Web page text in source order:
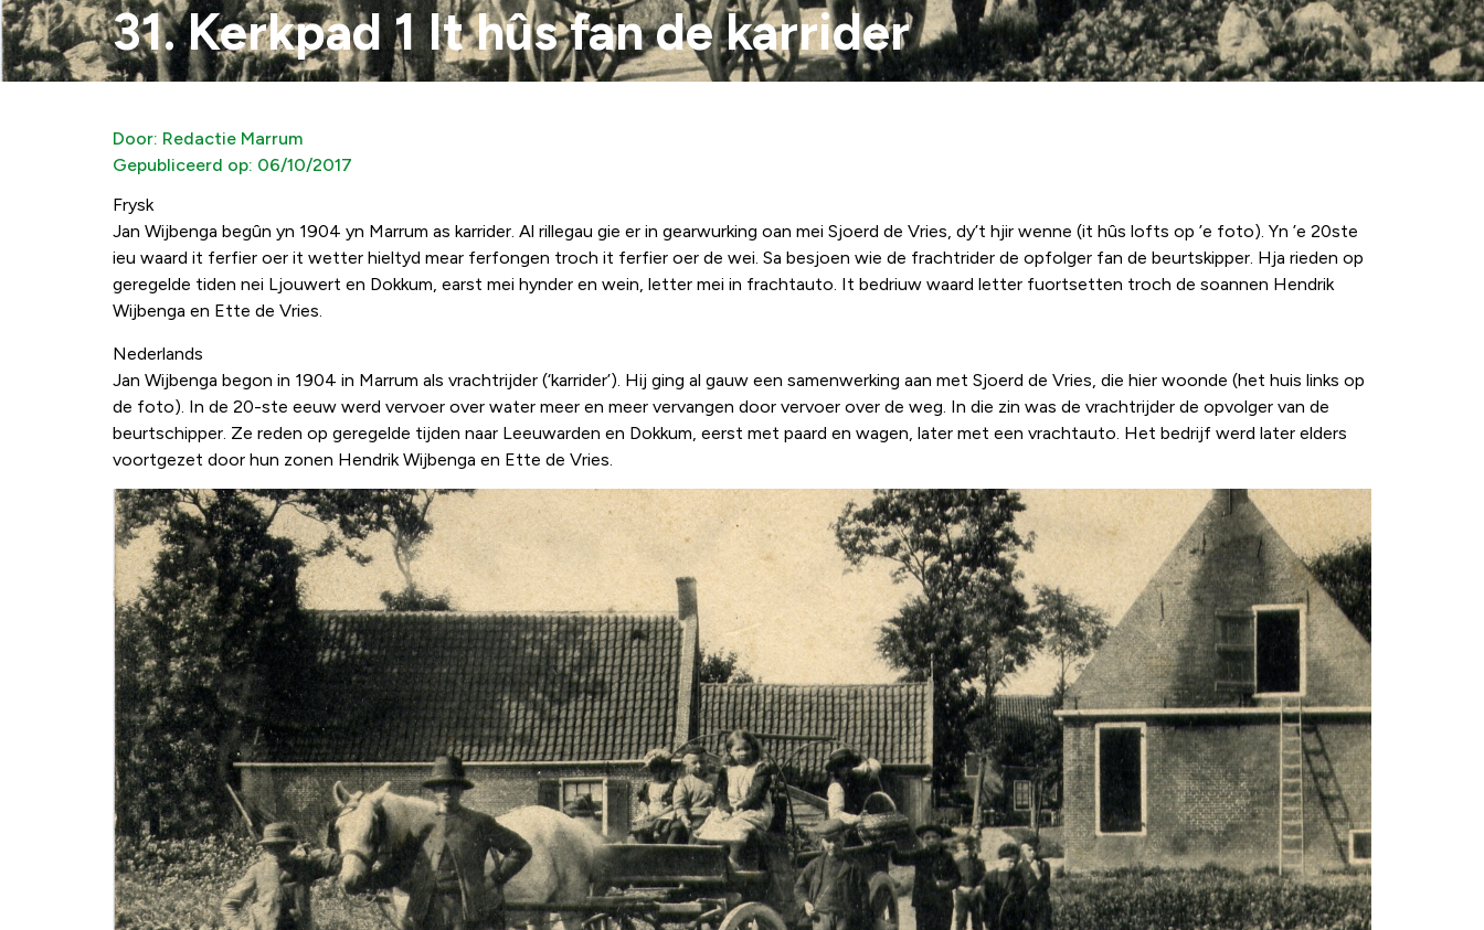
31. Kerkpad 1 It hûs fan de karrider
Door: Redactie Marrum
Gepubliceerd op: 06/10/2017
Frysk
Jan Wijbenga begûn yn 1904 yn Marrum as karrider. Al rillegau gie er in gearwurking oan mei Sjoerd de Vries, dy’t hjir wenne (it hûs lofts op ’e foto). Yn ’e 20ste
ieu waard it ferfier oer it wetter hieltyd mear ferfongen troch it ferfier oer de wei. Sa besjoen wie de frachtrider de opfolger fan de beurtskipper. Hja rieden op
geregelde tiden nei Ljouwert en Dokkum, earst mei hynder en wein, letter mei in frachtauto. It bedriuw waard letter fuortsetten troch de soannen Hendrik
Wijbenga en Ette de Vries.
Nederlands
Jan Wijbenga begon in 1904 in Marrum als vrachtrijder (‘karrider’). Hij ging al gauw een samenwerking aan met Sjoerd de Vries, die hier woonde (het huis links op
de foto). In de 20-ste eeuw werd vervoer over water meer en meer vervangen door vervoer over de weg. In die zin was de vrachtrijder de opvolger van de
beurtschipper. Ze reden op geregelde tijden naar Leeuwarden en Dokkum, eerst met paard en wagen, later met een vrachtauto. Het bedrijf werd later elders
voortgezet door hun zonen Hendrik Wijbenga en Ette de Vries.